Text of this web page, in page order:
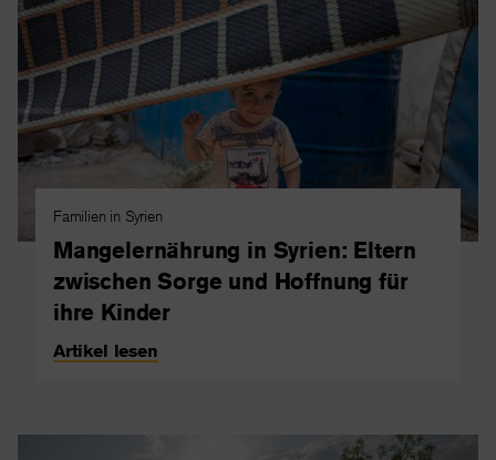
Familien in Syrien
Mangelernährung in Syrien: Eltern
zwischen Sorge und Hoffnung für
ihre Kinder
Artikel lesen